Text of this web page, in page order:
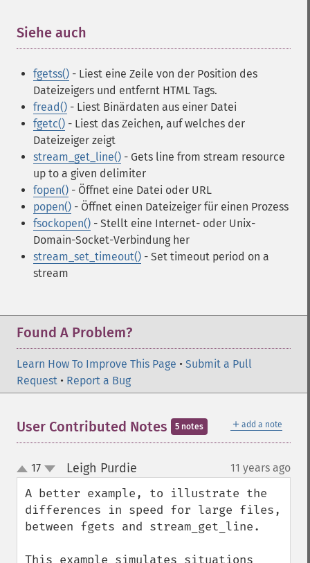
Siehe auch
fgetss() - Liest eine Zeile von der Position des
Dateizeigers und entfernt HTML Tags.
fread() - Liest Binärdaten aus einer Datei
fgetc() - Liest das Zeichen, auf welches der
Dateizeiger zeigt
stream_get_line() - Gets line from stream resource
up to a given delimiter
fopen() - Öffnet eine Datei oder URL
popen() - Öffnet einen Dateizeiger für einen Prozess
fsockopen() - Stellt eine Internet- oder Unix-
Domain-Socket-Verbindung her
stream_set_timeout() - Set timeout period on a
stream
Found A Problem?
Learn How To Improve This Page • Submit a Pull
Request • Report a Bug
＋ add a note
User Contributed Notes 5 notes
up
down
17 Leigh Purdie 11 years ago
A better example, to illustrate the
differences in speed for large files,
between fgets and stream_get_line.
This example simulates situations